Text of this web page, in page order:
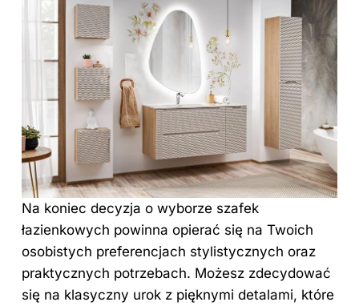
Na koniec decyzja o wyborze szafek
łazienkowych powinna opierać się na Twoich
osobistych preferencjach stylistycznych oraz
praktycznych potrzebach. Możesz zdecydować
się na klasyczny urok z pięknymi detalami, które